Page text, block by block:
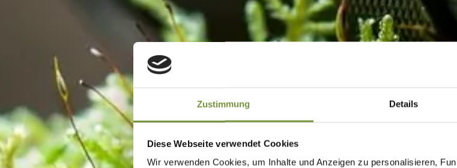
Zustimmung Details
Diese Webseite verwendet Cookies
Wir verwenden Cookies, um Inhalte und Anzeigen zu personalisieren,